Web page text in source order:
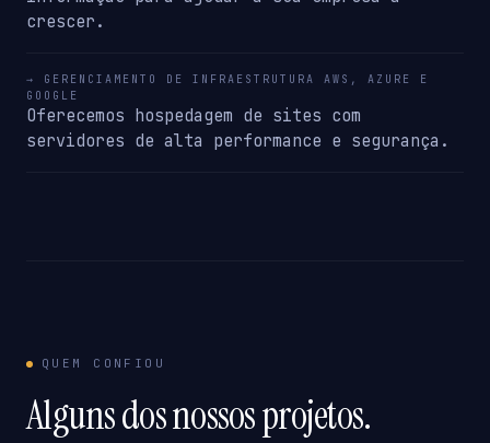
crescer.
→ GERENCIAMENTO DE INFRAESTRUTURA AWS, AZURE E
GOOGLE
Oferecemos hospedagem de sites com
servidores de alta performance e segurança.
QUEM CONFIOU
Alguns dos nossos projetos.